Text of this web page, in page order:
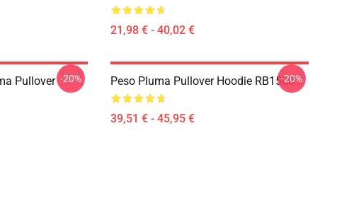
21,98 € - 40,02 €
Pullover -20% Peso Pluma Pullover Hoodie RB1508
39,51 € - 45,95 €
-20%